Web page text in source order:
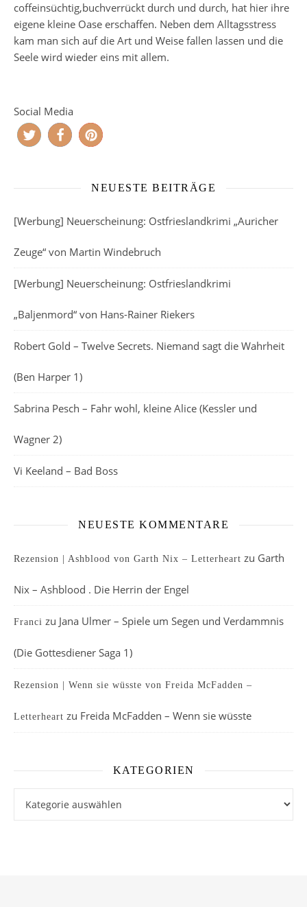
coffeinsüchtig,buchverrückt durch und durch, hat hier ihre
eigene kleine Oase erschaffen. Neben dem Alltagsstress
kam man sich auf die Art und Weise fallen lassen und die
Seele wird wieder eins mit allem.
Social Media
NEUESTE BEITRÄGE
[Werbung] Neuerscheinung: Ostfrieslandkrimi „Auricher
Zeuge“ von Martin Windebruch
[Werbung] Neuerscheinung: Ostfrieslandkrimi
„Baljenmord“ von Hans-Rainer Riekers
Robert Gold – Twelve Secrets. Niemand sagt die Wahrheit
(Ben Harper 1)
Sabrina Pesch – Fahr wohl, kleine Alice (Kessler und
Wagner 2)
Vi Keeland – Bad Boss
NEUESTE KOMMENTARE
Rezension | Ashblood von Garth Nix – Letterheart zu Garth
Nix – Ashblood . Die Herrin der Engel
Franci zu Jana Ulmer – Spiele um Segen und Verdammnis
(Die Gottesdiener Saga 1)
Rezension | Wenn sie wüsste von Freida McFadden –
Letterheart zu Freida McFadden – Wenn sie wüsste
KATEGORIEN